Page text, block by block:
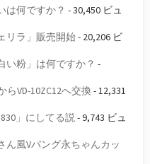
は何ですか？ - 30,450 ビュ
リラ」販売開始- 20,206 ビ
い粉」は何ですか？ -
らVD-10ZC12へ交換 - 12,331
」にしてる説- 9,743 ビュ
ん風Vバング永ちゃんカッ